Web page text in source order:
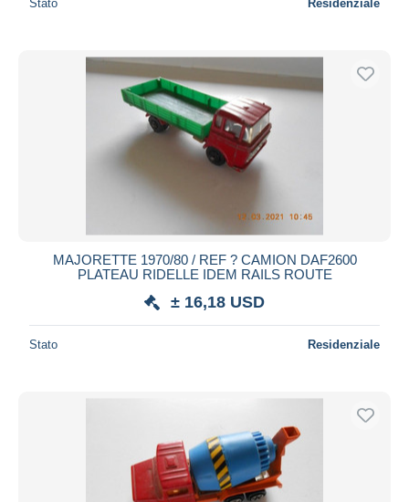
Stato Residenziale
MAJORETTE 1970/80 / REF ? CAMION DAF2600
PLATEAU RIDELLE IDEM RAILS ROUTE
± 16,18 USD
Stato Residenziale